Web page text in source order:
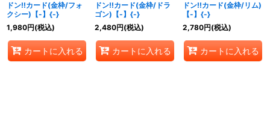
ドン!!カード(金枠/フォ
クシー)【-】{-}
1,980円(税込)
カートに入れる
ドン!!カード(金枠/ドラ
ゴン)【-】{-}
2,480円(税込)
カートに入れる
ドン!!カード(金枠/リム)
【-】{-}
2,780円(税込)
カートに入れる